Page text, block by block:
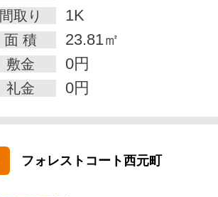
間取り
1K
面 積 23.81㎡
敷金 0円
礼金 0円
フォレストコート西元町